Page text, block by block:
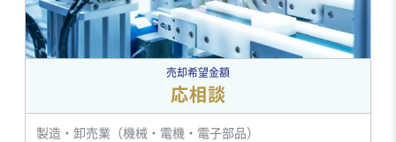
売却希望金額
応相談
製造・卸売業（機械・電機・電子部品）